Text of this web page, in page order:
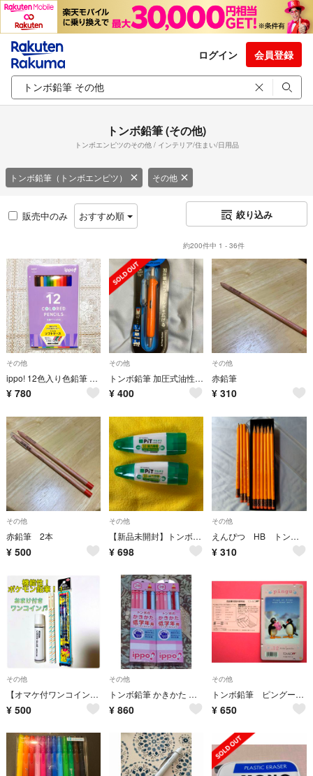
ログイン 会員登録
トンボ鉛筆 (その他)
トンボエンピツのその他 / インテリア/住まい/日用品
トンボ鉛筆（トンボエンピツ） その他
販売中のみ おすすめ順 絞り込み
約200件中 1 - 36件
その他
ippo! 12色入り色鉛筆 ソフトケース パープル
¥ 780
その他
トンボ鉛筆 加圧式油性ボールペン エアプレス オレンジ Tombow
¥ 400
その他
赤鉛筆
¥ 310
その他
赤鉛筆 2本
¥ 500
その他
【新品未開封】トンボ鉛筆 PiTマルチ2 強力接着＆貼ってはがせる！2本セット
¥ 698
その他
えんぴつ HB トンボ Tombow 2558 1ダース＋バラ5本
¥ 310
その他
【オマケ付ワンコイン】ポケモンかきかた鉛筆&もちかた鉛筆 セット
¥ 500
その他
トンボ鉛筆 かきかた えんぴつ ippo 低学年用 12本入 x 2箱 2B
¥ 860
その他
トンボ鉛筆 ピングー 色鉛筆 １２色セット
¥ 650